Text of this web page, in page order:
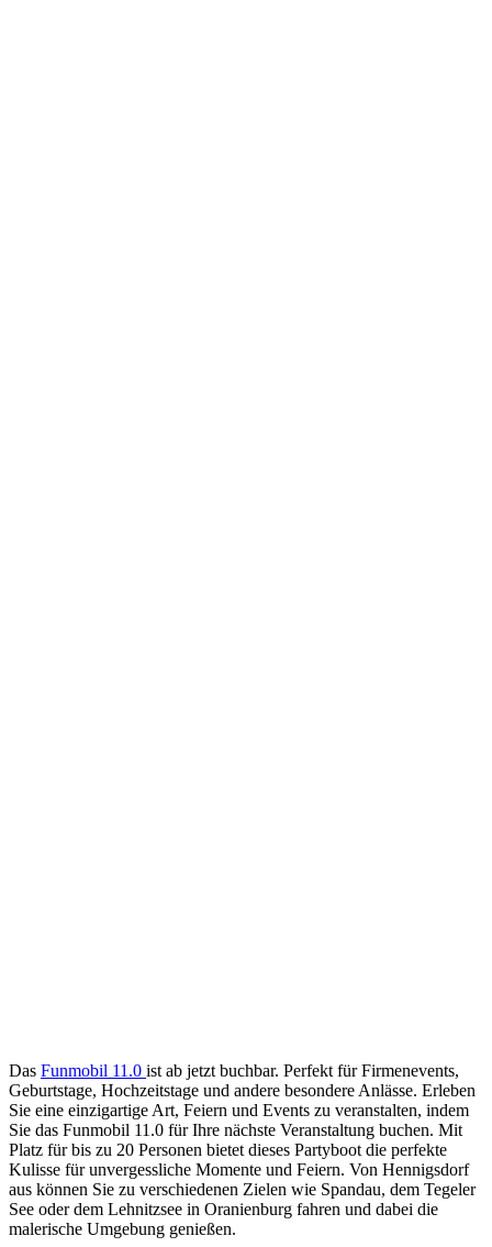
Das Funmobil 11.0 ist ab jetzt buchbar. Perfekt für Firmenevents,
Geburtstage, Hochzeitstage und andere besondere Anlässe. Erleben
Sie eine einzigartige Art, Feiern und Events zu veranstalten, indem
Sie das Funmobil 11.0 für Ihre nächste Veranstaltung buchen. Mit
Platz für bis zu 20 Personen bietet dieses Partyboot die perfekte
Kulisse für unvergessliche Momente und Feiern. Von Hennigsdorf
aus können Sie zu verschiedenen Zielen wie Spandau, dem Tegeler
See oder dem Lehnitzsee in Oranienburg fahren und dabei die
malerische Umgebung genießen.